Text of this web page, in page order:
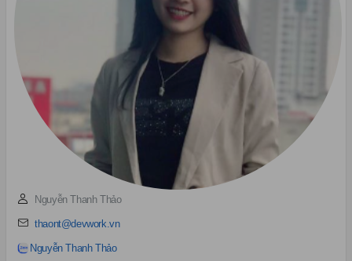
Nguyễn Thanh Thảo
thaont@devwork.vn
Nguyễn Thanh Thảo